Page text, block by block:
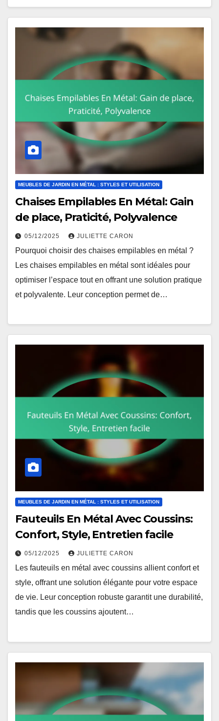
MEUBLES DE JARDIN EN MÉTAL : STYLES ET UTILISATION
Chaises Empilables En Métal: Gain
de place, Praticité, Polyvalence
05/12/2025 JULIETTE CARON
Pourquoi choisir des chaises empilables en métal ?
Les chaises empilables en métal sont idéales pour
optimiser l’espace tout en offrant une solution pratique
et polyvalente. Leur conception permet de…
MEUBLES DE JARDIN EN MÉTAL : STYLES ET UTILISATION
Fauteuils En Métal Avec Coussins:
Confort, Style, Entretien facile
05/12/2025 JULIETTE CARON
Les fauteuils en métal avec coussins allient confort et
style, offrant une solution élégante pour votre espace
de vie. Leur conception robuste garantit une durabilité,
tandis que les coussins ajoutent…